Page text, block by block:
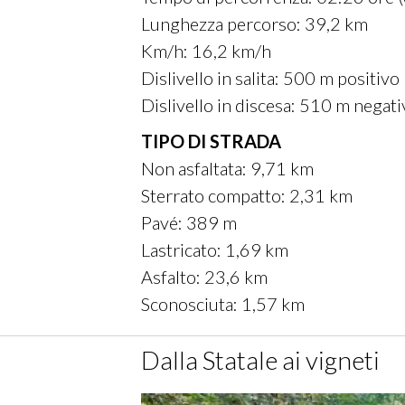
Lunghezza percorso: 39,2 km
Km/h: 16,2 km/h
Dislivello in salita: 500 m positivo
Dislivello in discesa: 510 m
TIPO DI STRADA
Non asfaltata: 9,71 km
Sterrato compatto: 2,31 km
Pavé: 389 m
Lastricato: 1,69 km
Asfalto: 23,6 km
Sconosciuta: 1,57 km
Dalla Statale ai vigneti